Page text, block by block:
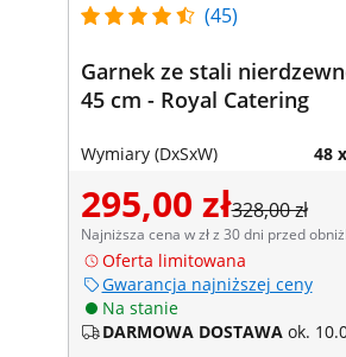
(45)
Garnek ze stali
45 cm - Royal Catering
Wymiary (DxSxW) 48
295,00 zł328,00 zł
Najniższa cena w zł z 30 dni przed
Oferta limitowana
Gwarancja najniższej ceny
Na stanie
DARMOWA DOSTAWA ok.